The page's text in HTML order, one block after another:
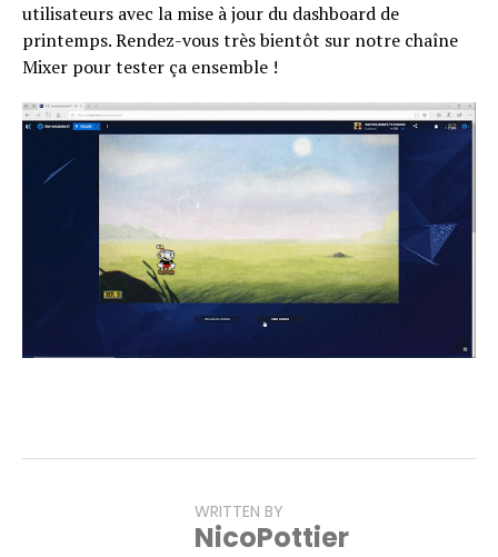
utilisateurs avec la mise à jour du dashboard de
printemps. Rendez-vous très bientôt sur notre chaîne
Mixer pour tester ça ensemble !
WRITTEN BY
NicoPottier